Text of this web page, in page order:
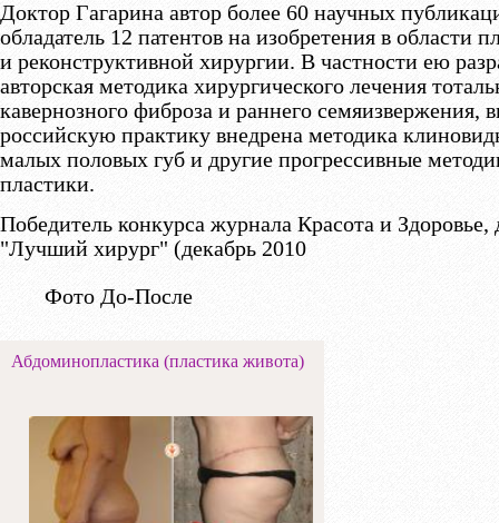
Доктор Гагарина автор более 60 научных
обладатель 12 патентов на изобретения в области
и реконструктивной хирургии. В частности ею
авторская методика хирургического лечения
кавернозного фиброза и раннего семяизвержения,
российскую практику внедрена методика
малых половых губ и другие прогрессивные
пластики.
Победитель конкурса журнала Красота и
"Лучший хирург" (декабрь 2010
Фото До-После
Абдоминопластика (пластика живота)